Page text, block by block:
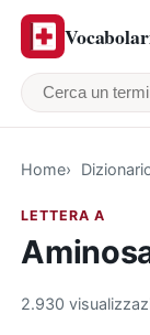
Cerca un
Home
LETTERA A
2.930